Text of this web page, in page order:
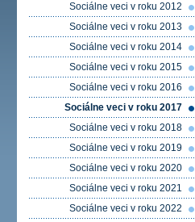
Sociálne veci v roku 2012
Sociálne veci v roku 2013
Sociálne veci v roku 2014
Sociálne veci v roku 2015
Sociálne veci v roku 2016
Sociálne veci v roku 2017
Sociálne veci v roku 2018
Sociálne veci v roku 2019
Sociálne veci v roku 2020
Sociálne veci v roku 2021
Sociálne veci v roku 2022